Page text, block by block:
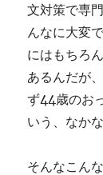
文対策で専
んなに大変
にはもちろ
あるんだが
ず44歳のお
いう、なか
そんなこん